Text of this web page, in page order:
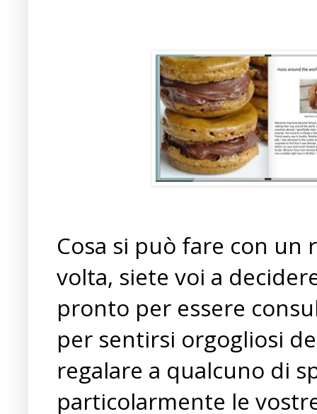
Cosa si può fare con un
volta, siete voi a
pronto per essere
per sentirsi orgogliosi
regalare a qualcuno di
particolarmente le